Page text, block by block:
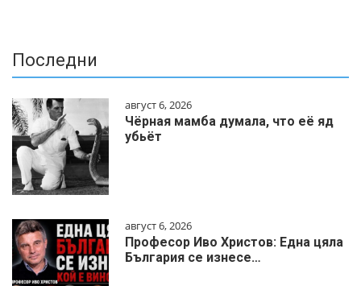
Последни
август 6, 2026
Чёрная мамба думала, что её яд
убьёт
август 6, 2026
Професор Иво Христов: Една цяла
България се изнесе…